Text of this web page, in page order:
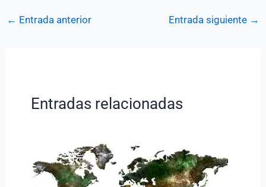
← Entrada anterior Entrada siguiente →
Entradas relacionadas